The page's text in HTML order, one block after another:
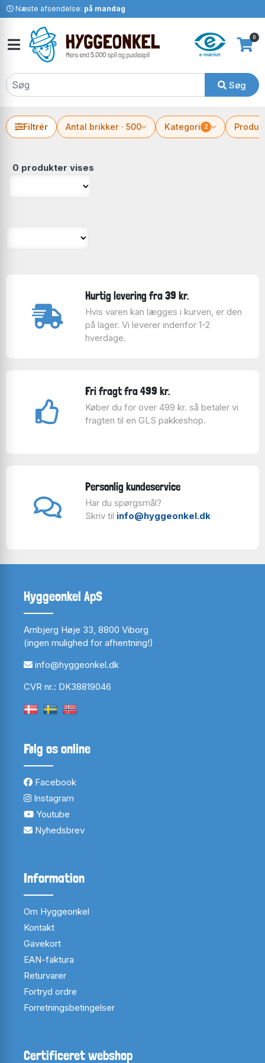
Næste afsendelse: på mandag
Søg
0
Filtrér Antal brikker · 500 Kategori 2
0 produkter vises
Hurtig levering fra 39 kr.
Hvis varen kan lægges i kurven, er den
på lager. Vi leverer indenfor 1-2
hverdage.
Fri fragt fra 499 kr.
Køber du for over 499 kr. så betaler vi
fragten til en GLS pakkeshop.
Personlig kundeservice
Har du spørgsmål?
Skriv til info@hyggeonkel.dk
Hyggeonkel ApS
Arnbjerg Høje 33, 8800 Viborg
(ingen mulighed for afhentning!)
info@hyggeonkel.dk
CVR nr.: DK38819046
Følg os online
Facebook
Instagram
Youtube
Nyhedsbrev
Information
Om Hyggeonkel
Kontakt
Gavekort
EAN-faktura
Returvarer
Fortryd ordre
Forretningsbetingelser
Certificeret webshop